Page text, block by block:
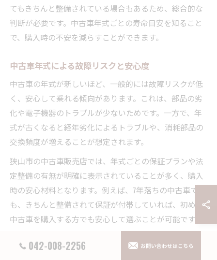
てもきちんと整備されている場合もあるため、総合的な
判断が必要です。中古車年式ごとの寿命目安を知ること
で、購入時の不安を減らすことができます。
中古車年式による故障リスクと安心度
中古車の年式が新しいほど、一般的には故障リスクが低
く、安心して乗れる傾向があります。これは、部品の劣
化や電子機器のトラブルが少ないためです。一方で、年
式が古くなると経年劣化によるトラブルや、消耗部品の
交換頻度が増えることが想定されます。
狭山市の中古車販売店では、年式ごとの保証プランや法
定整備の有無が明確に表示されていることが多く、購入
時の安心材料となります。例えば、7年落ちの中古車で
も、きちんと整備されて保証が付帯していれば、初めて
中古車を購入する方でも安心して選ぶことが可能です。
履歴の確認が重要になります。また、安心度を高めるた
042-008-2256 お問い合わせはこちら